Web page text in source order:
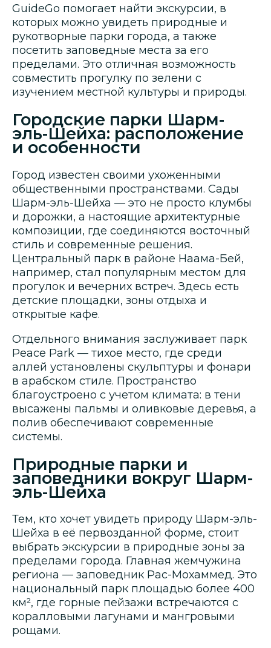
GuideGo помогает найти экскурсии, в
которых можно увидеть природные и
рукотворные парки города, а также
посетить заповедные места за его
пределами. Это отличная возможность
совместить прогулку по зелени с
изучением местной культуры и природы.
Городские парки Шарм-
эль-Шейха: расположение
и особенности
Город известен своими ухоженными
общественными пространствами. Сады
Шарм-эль-Шейха — это не просто клумбы
и дорожки, а настоящие архитектурные
композиции, где соединяются восточный
стиль и современные решения.
Центральный парк в районе Наама-Бей,
например, стал популярным местом для
прогулок и вечерних встреч. Здесь есть
детские площадки, зоны отдыха и
открытые кафе.
Отдельного внимания заслуживает парк
Peace Park — тихое место, где среди
аллей установлены скульптуры и фонари
в арабском стиле. Пространство
благоустроено с учетом климата: в тени
высажены пальмы и оливковые деревья, а
полив обеспечивают современные
системы.
Природные парки и
заповедники вокруг Шарм-
эль-Шейха
Тем, кто хочет увидеть природу Шарм-эль-
Шейха в её первозданной форме, стоит
выбрать экскурсии в природные зоны за
пределами города. Главная жемчужина
региона — заповедник Рас-Мохаммед. Это
национальный парк площадью более 400
км², где горные пейзажи встречаются с
коралловыми лагунами и мангровыми
рощами.